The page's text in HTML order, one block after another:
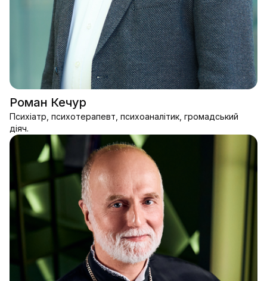
Роман Кечур
Психіатр, психотерапевт, психоаналітик, громадський
діяч.